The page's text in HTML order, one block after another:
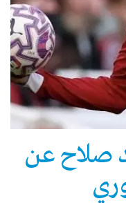
صلاح عن